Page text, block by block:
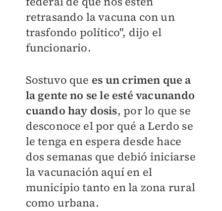
retrasando la vacuna con un
trasfondo político", dijo el
funcionario.
Sostuvo que es un crimen que a
la gente no se le esté vacunando
cuando hay dosis, por lo que se
desconoce el por qué a Lerdo se
le tenga en espera desde hace
dos semanas que debió iniciarse
la vacunación aquí en el
municipio tanto en la zona rural
como urbana.